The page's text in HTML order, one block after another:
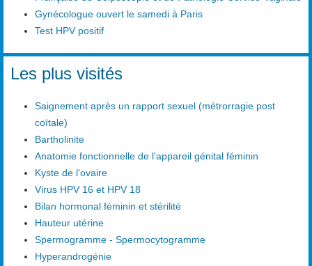
Gynécologue ouvert le samedi à Paris
Test HPV positif
Les plus visités
Saignement après un rapport sexuel (métrorragie post
coïtale)
Bartholinite
Anatomie fonctionnelle de l'appareil génital féminin
Kyste de l'ovaire
Virus HPV 16 et HPV 18
Bilan hormonal féminin et stérilité
Hauteur utérine
Spermogramme - Spermocytogramme
Hyperandrogénie